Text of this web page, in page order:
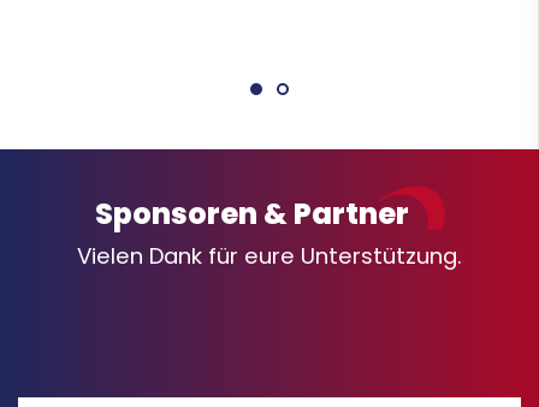
Sponsoren & Partner
Vielen Dank für eure Unterstützung.